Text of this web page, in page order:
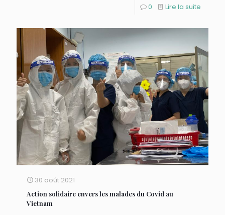
0 Lire la suite
30 août 2021
Action solidaire envers les malades du Covid au
Vietnam